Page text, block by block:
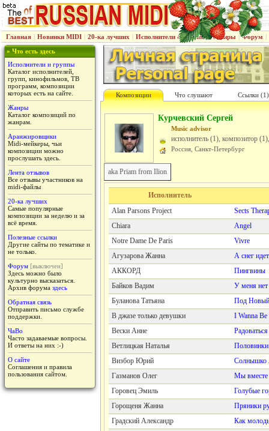
Главная | Новинки MIDI | 20-ка лучших | Исполнители & группы | Жанры | Форум |
» Что есть здесь
Исполнители и группы
Каталог исполнителей,
групп, кинофильмов, ТВ
программ, композиции
которых есть на сайте.
Жанры
Каталог композиций по
жанрам.
Аранжировщики
Midi-мейкеры, чьи
композиции можно
прослушать здесь.
Лента отзывов
Все отзывы участников на
midi-файлы
20-ка лучших
Самые популярные
композиции за неделю и за
всё время.
Полезные ссылки
Другие сайты по тематике и
не только.
Форум [выключен]
Здесь можно было
культурно высказаться.
Архив форума здесь
Обратная связь
Отправить письмо службе
поддержки.
ЧаВо
Часто задаваемые вопросы.
И ответы на них :-)
О сайте
Соглашения и правила
пользования сайтом.
Композиции Что слушают Cсылки (1)
Курчевский Сергей
Music advisor
исполнитель (1), композитор
Россия, Санкт-Петербург
aka Priam from Ilion
Исполнитель
Alan Parsons Project
Sects
Chiara
Angel
Notre Dame De Paris
Vivre
Агузарова Жанна
А снег идет
АККОРД
Пингвины
Байков Вадим
У меня
Буланова Татьяна
Под
В джазе только девушки
I Wanna
Вески Анне
Ветлицкая Наталья
Половинки
Визбор Юрий
Солнышко
Газманов Олег
Мы вместе
Горовец Эмиль
Голубые
Горощеня Жанна
Пряники
Градский Александр
Как